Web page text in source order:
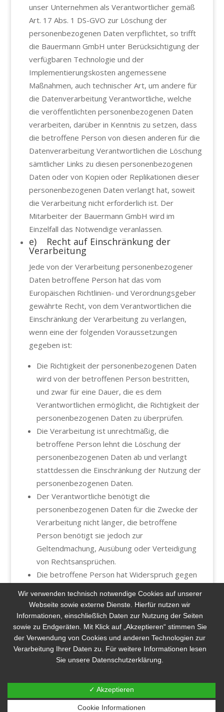
unser Unternehmen als Verantwortlicher gemäß
Art. 17 Abs. 1 DS-GVO zur Löschung der
personenbezogenen Daten verpflichtet, so trifft
die Bauermann GmbH unter Berücksichtigung der
verfügbaren Technologie und der
Implementierungskosten angemessene
Maßnahmen, auch technischer Art, um andere für
die Datenverarbeitung Verantwortliche, welche
die veröffentlichten personenbezogenen Daten
verarbeiten, darüber in Kenntnis zu setzen, dass
die betroffene Person von diesen anderen für die
Datenverarbeitung Verantwortlichen die Löschung
sämtlicher Links zu diesen personenbezogenen
Daten oder von Kopien oder Replikationen dieser
personenbezogenen Daten verlangt hat, soweit
die Verarbeitung nicht erforderlich ist. Der
Mitarbeiter der Bauermann GmbH wird im
Einzelfall das Notwendige veranlassen.
e) Recht auf Einschränkung der
Verarbeitung
Jede von der Verarbeitung personenbezogener
Daten betroffene Person hat das vom
Europäischen Richtlinien- und Verordnungsgeber
gewährte Recht, von dem Verantwortlichen die
Einschränkung der Verarbeitung zu verlangen,
wenn eine der folgenden Voraussetzungen
gegeben ist:
Die Richtigkeit der personenbezogenen Daten
wird von der betroffenen Person bestritten,
und zwar für eine Dauer, die es dem
Verantwortlichen ermöglicht, die Richtigkeit der
personenbezogenen Daten zu überprüfen.
Die Verarbeitung ist unrechtmäßig, die
betroffene Person lehnt die Löschung der
personenbezogenen Daten ab und verlangt
stattdessen die Einschränkung der Nutzung der
personenbezogenen Daten.
Der Verantwortliche benötigt die
personenbezogenen Daten für die Zwecke der
Verarbeitung nicht länger, die betroffene
Person benötigt sie jedoch zur
Geltendmachung, Ausübung oder Verteidigung
von Rechtsansprüchen.
Die betroffene Person hat Widerspruch gegen
eingelegt und es steht noch nicht fest, ob die
berechtigten Gründe des Verantwortlichen
gegenüber denen der betroffenen Person
überwiegen.
Sofern eine der oben genannten Voraussetzungen
Einschränkung von personenbezogenen Daten,
die bei der Bauermann GmbH gespeichert sind,
Wir verwenden technisch notwendige Cookies auf unserer
Webseite sowie externe Dienste. Hierfür nutzen wir
Informationen, einschließlich Daten zur Nutzung der Seiten
sowie zu Endgeräten. Mit Klick auf „Akzeptieren“ stimmen Sie
der Verwendung von Cookies und anderen Technologien zur
Verarbeitung Ihrer Daten zu. Für weitere Informationen lesen
Sie unsere Datenschutzerklärung.
✓ Akzeptieren
Cookie Informationen